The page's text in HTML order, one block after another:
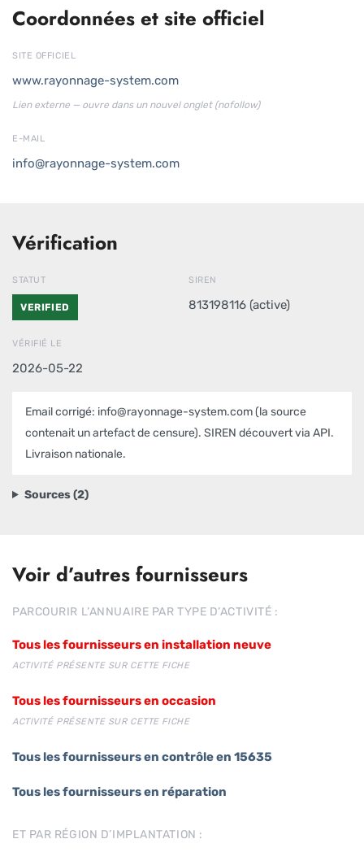
Coordonnées et site officiel
SITE OFFICIEL
www.rayonnage-system.com
Lien externe — ouvre dans un nouvel onglet (nofollow)
E-MAIL
info@rayonnage-system.com
Vérification
STATUT
VERIFIED
SIREN
813198116 (active)
VÉRIFIÉ LE
2026-05-22
Email corrigé: info@rayonnage-system.com (la source
contenait un artefact de censure). SIREN découvert via API.
Livraison nationale.
Sources (2)
Voir d’autres fournisseurs
PARCOURIR L’ANNUAIRE PAR TYPE D’ACTIVITÉ :
Tous les fournisseurs en installation neuve
ACTIVITÉ PRÉSENTE SUR CETTE FICHE
Tous les fournisseurs en occasion
ACTIVITÉ PRÉSENTE SUR CETTE FICHE
Tous les fournisseurs en contrôle en 15635
Tous les fournisseurs en réparation
ET PAR RÉGION D’IMPLANTATION :